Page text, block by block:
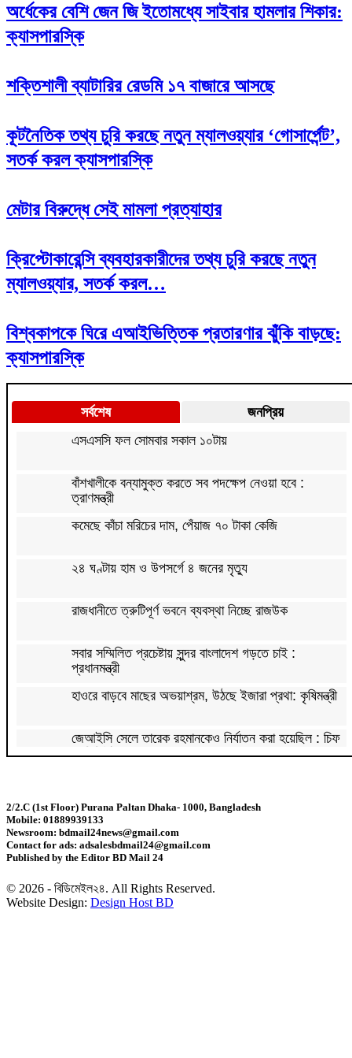
অর্ধেকের বেশি জেন জি ইতোমধ্যে সাইবার হামলার শিকার:
ক্যাসপারস্কি
শক্তিশালী ব্যাটারির রেডমি ১৭ বাজারে আসছে
কূটনৈতিক তথ্য চুরি করছে নতুন ম্যালওয়্যার ‘গোসার্পেন্ট’,
সতর্ক করল ক্যাসপারস্কি
মেটার বিরুদ্ধে সেই মামলা প্রত্যাহার
ক্রিপ্টোকারেন্সি ব্যবহারকারীদের তথ্য চুরি করছে নতুন
ম্যালওয়্যার, সতর্ক করল…
বিশ্বকাপকে ঘিরে এআইভিত্তিক প্রতারণার ঝুঁকি বাড়ছে:
ক্যাসপারস্কি
সর্বশেষ
জনপ্রিয়
এসএসসি ফল সোমবার সকাল ১০টায়
বাঁশখালীকে বন্যামুক্ত করতে সব পদক্ষেপ নেওয়া হবে :
ত্রাণমন্ত্রী
কমেছে কাঁচা মরিচের দাম, পেঁয়াজ ৭০ টাকা কেজি
২৪ ঘণ্টায় হাম ও উপসর্গে ৪ জনের মৃত্যু
রাজধানীতে ত্রুটিপূর্ণ ভবনে ব্যবস্থা নিচ্ছে রাজউক
সবার সম্মিলিত প্রচেষ্টায় সুন্দর বাংলাদেশ গড়তে চাই :
প্রধানমন্ত্রী
হাওরে বাড়বে মাছের অভয়াশ্রম, উঠছে ইজারা প্রথা: কৃষিমন্ত্রী
জেআইসি সেলে তারেক রহমানকেও নির্যাতন করা হয়েছিল : চিফ
প্রসিকিউটর
২০২৭ সালের রমজান ও ঈদের সম্ভাব্য তারিখ জানা গেল
‘শেখ হাসিনা কার্ড’ নিয়ে ভারত বন্ধুত্ব চাইতে পারে না:
স্বরাষ্ট্রমন্ত্রী
সাড়ে ৬ বছরে মোটরসাইকেল দুর্ঘটনায় নিহত ১৫ হাজার ৭১২
2/2.C (1st Floor) Purana Paltan Dhaka- 1000, Bangladesh
Mobile: 01889939133
Newsroom: bdmail24news@gmail.com
Contact for ads: adsalesbdmail24@gmail.com
Published by the Editor BD Mail 24
© 2026 - বিডিমেইল২৪. All Rights Reserved.
Website Design: Design Host BD